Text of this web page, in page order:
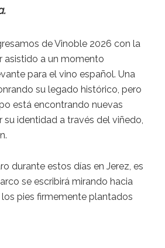
de Vinoble 2026 con la
asistido a un momento
para el vino español. Una
su legado histórico, pero
está encontrando nuevas
su identidad a través del viñedo,
durante estos días en Jerez, es
se escribirá mirando hacia
pies firmemente plantados